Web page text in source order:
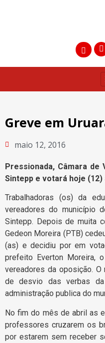
Greve em
maio 12, 2016
Pressionada, Câmara de
Sintepp e votará hoje
Trabalhadoras (os) da
vereadores do município
Sintepp. Depois de muita
Gedeon Moreira (PTB)
(as) e decidiu por em
prefeito Everton Moreira,
vereadores da oposição.
de desvio das verbas da
administração publica do
No fim do mês de abril as
professores cruzarem os
por estarem sem receber